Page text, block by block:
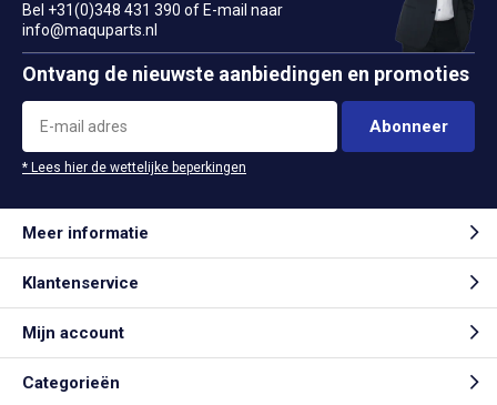
Bel +31(0)348 431 390 of E-mail naar
info@maquparts.nl
Ontvang de nieuwste aanbiedingen en promoties
Abonneer
* Lees hier de wettelijke beperkingen
Meer informatie
Klantenservice
Mijn account
Categorieën